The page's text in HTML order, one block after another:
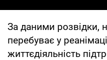
За даними розвідки,
перебуває у
життєдіяльність